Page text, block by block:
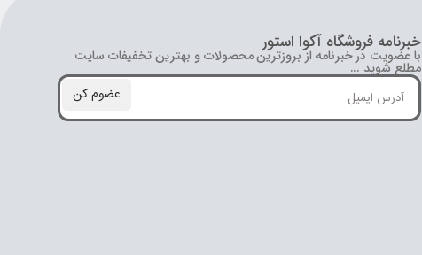
خبرنامه فروشگاه آکوا استور
با عضویت در خبرنامه از بروز‌ترین محصولات و بهترین تخفیفات سایت
مطلع شوید ...
عضوم کن